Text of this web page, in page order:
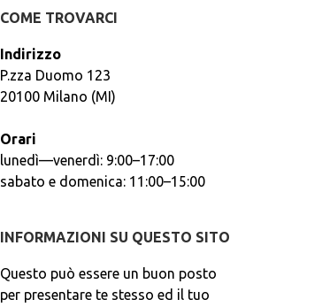
COME TROVARCI
Indirizzo
P.zza Duomo 123
20100 Milano (MI)
Orari
lunedì—venerdì: 9:00–17:00
sabato e domenica: 11:00–15:00
INFORMAZIONI SU QUESTO SITO
Questo può essere un buon posto
per presentare te stesso ed il tuo